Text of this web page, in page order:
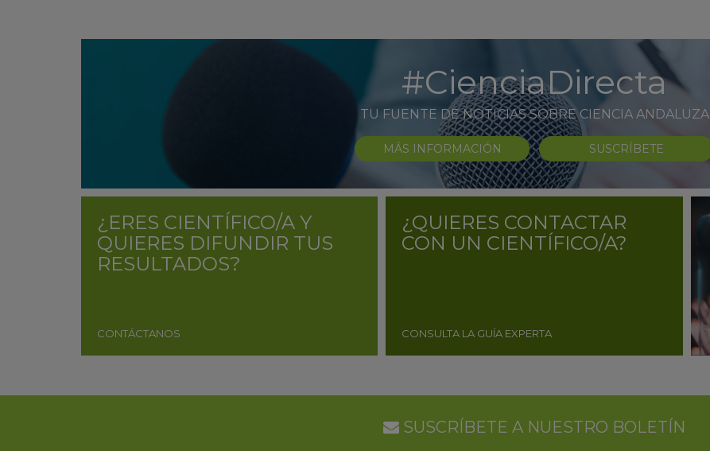
#CienciaDirecta
TU FUENTE DE NOTICIAS SOBRE CIENCIA ANDALUZA
MÁS INFORMACIÓN SUSCRÍBETE
¿ERES CIENTÍFICO/A Y
QUIERES DIFUNDIR TUS
RESULTADOS?
CONTÁCTANOS
¿QUIERES CONTACTAR
CON UN CIENTÍFICO/A?
CONSULTA LA GUÍA EXPERTA
SUSCRÍBETE A NUESTRO BOLETÍN